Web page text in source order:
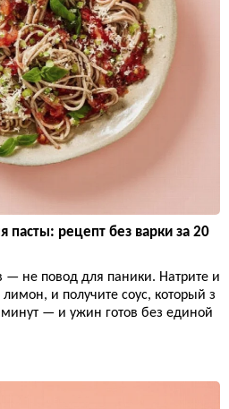
пасты: рецепт без варки за 20
— не повод для паники. Натрите и
и получите соус, который з
— и ужин готов без единой